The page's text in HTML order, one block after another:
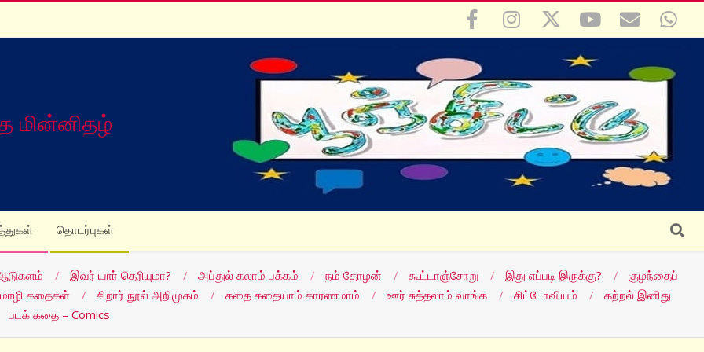
மின்னிதழ்
தொடர்புகள் Search
இவர் யார் தெரியுமா? அப்துல் கலாம் பக்கம் நம் தோழன் கூட்டாஞ்சோறு இது எப்படி இருக்கு?
குழந்தைப்
கதைகள் சிறார் நூல் அறிமுகம் கதை கதையாம் காரணமாம் ஊர் சுத்தலாம் வாங்க சிட்டோவியம்
கற்றல் இனிது
படக் கதை – Comics